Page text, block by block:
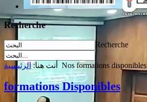
Recherche
Recherche
أنت هنا:الرئيسية Nos formations disponibles
formations Disponibles